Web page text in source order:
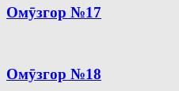
Омӯзгор №17
Омӯзгор №18